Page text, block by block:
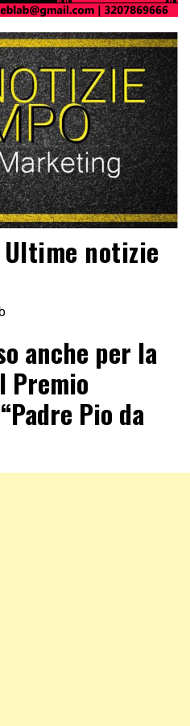
notizie
anche per la
Premio
Pio da